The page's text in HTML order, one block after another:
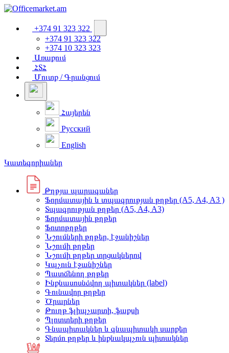
+374 91 323 322
+374 91 323 322
+374 10 323 323
Առաքում
ՀՏՀ
Մուտք / Գրանցում
Հայերեն
Русский
English
Կատեգորիաներ
Թղթյա պարագաներ
Ֆորմատային և տպագրության թղթեր (A5, A4, A3 )
Տպագրության թղթեր (A5, A4, A3)
Ֆորմատային թղթեր
Ֆոտոթղթեր
Նշումների թղթեր, էջանիշներ
Նշումի թղթեր
Նշումի թղթեր տրցակներով
Կպչուն էջանիշներ
Պատճենող թղթեր
Ինքնասոսնձվող պիտակներ (label)
Գունավոր թղթեր
Ծրարներ
Թուղթ ֆլիպչարտի, ֆաքսի
Պլոտտերի թղթեր
Գնապիտակներ և գնապիտակի սարքեր
Տերմո թղթեր և ինքնակպչուն պիտակներ